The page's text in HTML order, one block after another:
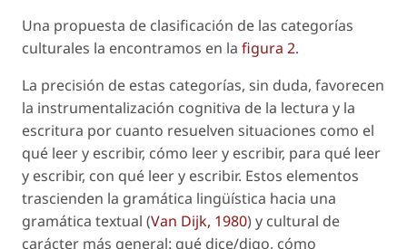
Una propuesta de clasificación de las categorías
culturales la encontramos en la figura 2.
La precisión de estas categorías, sin duda, favorecen
la instrumentalización cognitiva de la lectura y la
escritura por cuanto resuelven situaciones como el
qué leer y escribir, cómo leer y escribir, para qué leer
y escribir, con qué leer y escribir. Estos elementos
trascienden la gramática lingüística hacia una
gramática textual (Van Dijk, 1980) y cultural de
carácter más general: qué dice/digo, cómo